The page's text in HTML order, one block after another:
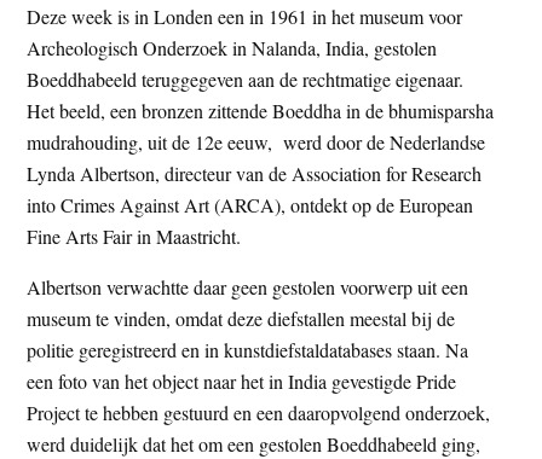
i
t
e
z
e
s
i
t
e
Deze week is in Londen een in 1961 in het museum voor
Archeologisch Onderzoek in Nalanda, India, gestolen
Boeddhabeeld teruggegeven aan de rechtmatige eigenaar.
Het beeld, een bronzen zittende Boeddha in de bhumisparsha
mudrahouding, uit de 12e eeuw, werd door de Nederlandse
Lynda Albertson, directeur van de Association for Research
into Crimes Against Art (ARCA), ontdekt op de European
Fine Arts Fair in Maastricht.
Albertson verwachtte daar geen gestolen voorwerp uit een
museum te vinden, omdat deze diefstallen meestal bij de
politie geregistreerd en in kunstdiefstaldatabases staan. Na
een foto van het object naar het in India gevestigde Pride
Project te hebben gestuurd en een daaropvolgend onderzoek,
werd duidelijk dat het om een gestolen Boeddhabeeld ging,